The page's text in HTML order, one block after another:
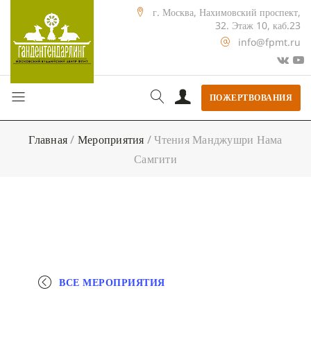
г. Москва, Нахимовский проспект,
32. Этаж 10, каб.23
info@fpmt.ru
ПОЖЕРТВОВАНИЯ
Главная/ Мероприятия /Чтения Манджушри Нама
Самгити
ВСЕ МЕРОПРИЯТИЯ